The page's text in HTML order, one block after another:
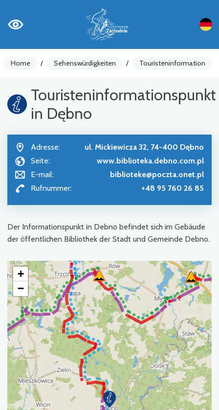
Home / Sehenswürdigkeiten / Touristeninformation
Touristeninformationspunkt
in Dębno
Adresse:
ul. Mickiewicza 32, 74-400 Dębno
Seite:
www.biblioteka.debno.com.pl
E-mail:
biblioteke@poczta.onet.pl
Rufnummer:
+48 95 760 26 85
Der Informationspunkt in Debno befindet sich im Gebäude
der öffentlichen Bibliothek der Stadt und Gemeinde Debno.
+
−